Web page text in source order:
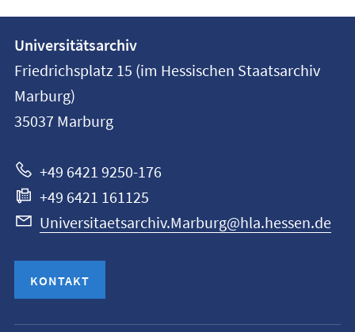
Kontakt
und
Informationen
zur
Website
der
Universität
Marburg
Universitätsarchiv
Friedrichsplatz 15 (im Hessischen Staatsarchiv
Marburg)
35037 Marburg
+49 6421 9250-176
+49 6421 161125
Universitaetsarchiv.Marburg@hla.hessen.de
KONTAKT